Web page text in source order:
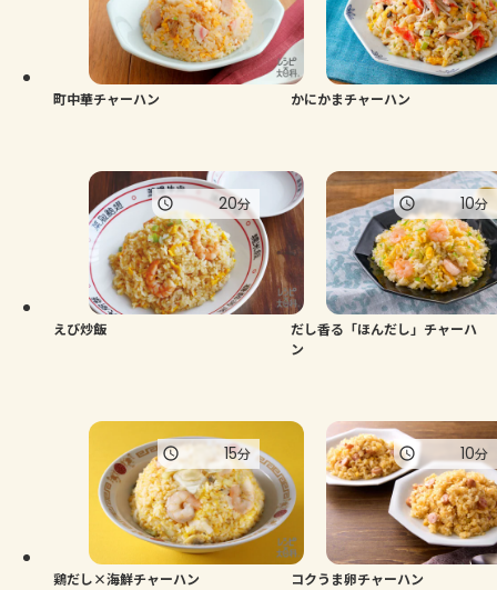
町中華チャーハン かにかまチャーハン
えび炒飯
20分
だし香る「ほんだし」チャーハ
ン
10分
鶏だし×海鮮チャーハン
15分
コクうま卵チャーハン
10分